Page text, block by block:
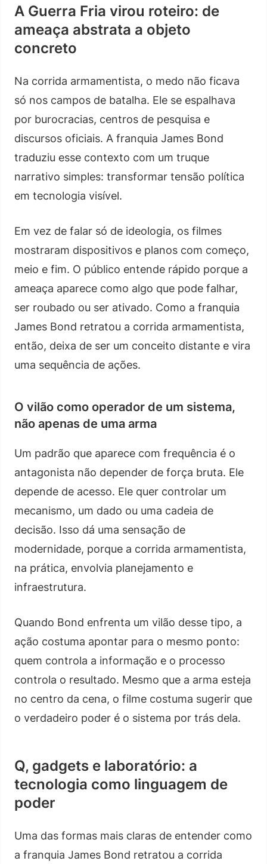
A Guerra Fria virou roteiro: de
ameaça abstrata a objeto
concreto
Na corrida armamentista, o medo não ficava
só nos campos de batalha. Ele se espalhava
por burocracias, centros de pesquisa e
discursos oficiais. A franquia James Bond
traduziu esse contexto com um truque
narrativo simples: transformar tensão política
em tecnologia visível.
Em vez de falar só de ideologia, os filmes
mostraram dispositivos e planos com começo,
meio e fim. O público entende rápido porque a
ameaça aparece como algo que pode falhar,
ser roubado ou ser ativado. Como a franquia
James Bond retratou a corrida armamentista,
então, deixa de ser um conceito distante e vira
uma sequência de ações.
O vilão como operador de um sistema,
não apenas de uma arma
Um padrão que aparece com frequência é o
antagonista não depender de força bruta. Ele
depende de acesso. Ele quer controlar um
mecanismo, um dado ou uma cadeia de
decisão. Isso dá uma sensação de
modernidade, porque a corrida armamentista,
na prática, envolvia planejamento e
infraestrutura.
Quando Bond enfrenta um vilão desse tipo, a
ação costuma apontar para o mesmo ponto:
quem controla a informação e o processo
controla o resultado. Mesmo que a arma esteja
no centro da cena, o filme costuma sugerir que
o verdadeiro poder é o sistema por trás dela.
Q, gadgets e laboratório: a
tecnologia como linguagem de
poder
Uma das formas mais claras de entender como
a franquia James Bond retratou a corrida